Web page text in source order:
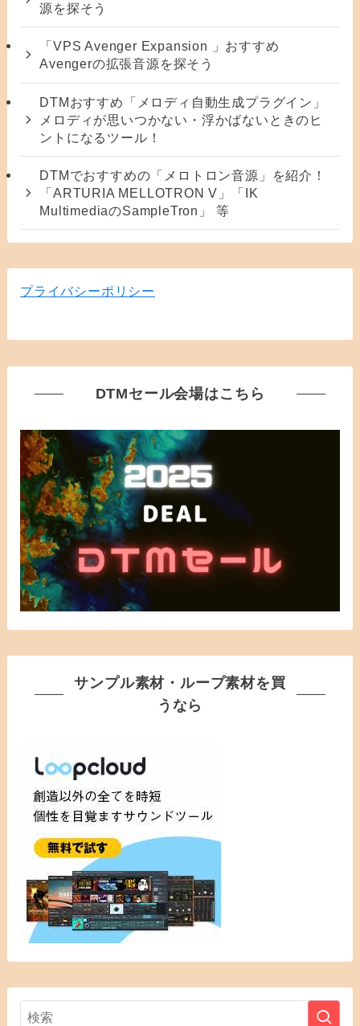
源を探そう
「VPS Avenger Expansion 」おすすめ
Avengerの拡張音源を探そう
DTMおすすめ「メロディ自動生成プラグイン」
メロディが思いつかない・浮かばないときのヒ
ントになるツール！
DTMでおすすめの「メロトロン音源」を紹介！
「ARTURIA MELLOTRON V」「IK
MultimediaのSampleTron」 等
プライバシーポリシー
DTMセール会場はこちら
サンプル素材・ループ素材を買
うなら